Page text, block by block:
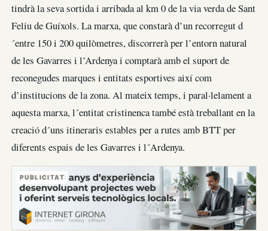
tindrà la seva sortida i arribada al km 0 de la via verda de Sant
Feliu de Guíxols. La marxa, que constarà d’un recorregut d
´entre 150 i 200 quilòmetres, discorrerà per l’entorn natural
de les Gavarres i l’Ardenya i comptarà amb el suport de
reconegudes marques i entitats esportives així com
d’institucions de la zona. Al mateix temps, i paral·lelament a
aquesta marxa, l´entitat cristinenca també està treballant en la
creació d´uns itineraris estables per a rutes amb BTT per
diferents espais de les Gavarres i l´Ardenya.
PUBLICITAT